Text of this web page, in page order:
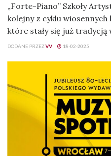
„Forte-Piano” Szkoły
kolejny z cyklu
które stały się już tradycją
DODANE PRZEZVV 18-02-2025